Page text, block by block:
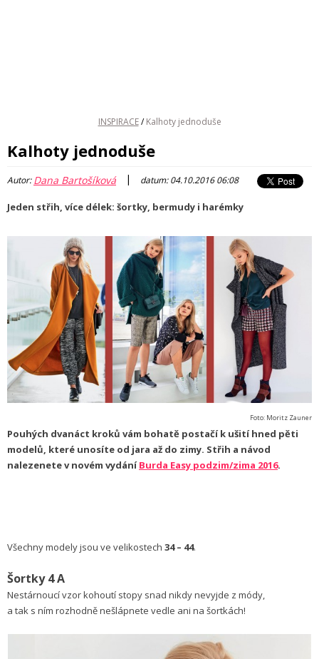
INSPIRACE / Kalhoty jednoduše
Kalhoty jednoduše
Autor:Dana Bartošíková | datum: 04.10.2016 06:08
Jeden střih, více délek: šortky, bermudy i harémky
Foto: Moritz Zauner
Pouhých dvanáct kroků vám bohatě postačí k ušití hned pěti
modelů, které unosíte od jara až do zimy. Střih a návod
nalezenete v novém vydáníBurda Easy podzim/zima 2016.
Všechny modely jsou ve velikostech 34 – 44.
Šortky 4 A
Nestárnoucí vzor kohoutí stopy snad nikdy nevyjde z módy,
a tak s ním rozhodně nešlápnete vedle ani na šortkách!